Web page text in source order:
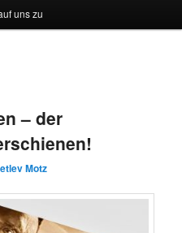
uns zu
– der
Motz